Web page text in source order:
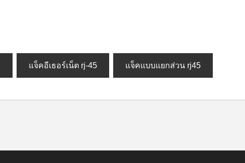
แจ็คอีเธอร์เน็ต rj-45 แจ็คแบบแยกส่วน rj45